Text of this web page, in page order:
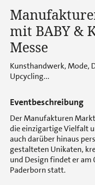
mit BABY &
Messe
Kunsthandwerk, Mode,
Upcycling...
Eventbeschreibung
Der Manufakturen
die einzigartige Vielfalt
auch darüber hinaus
gestalteten Unikaten,
und Design findet er am
Paderborn statt.